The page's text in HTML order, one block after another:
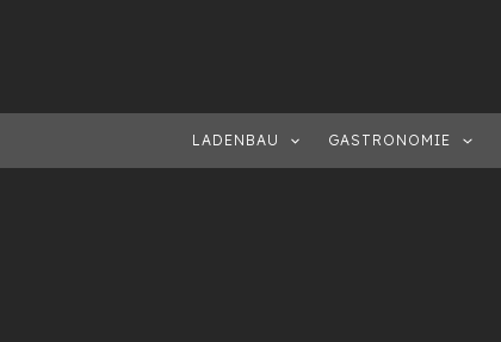
LADENBAU GASTRONOMIE